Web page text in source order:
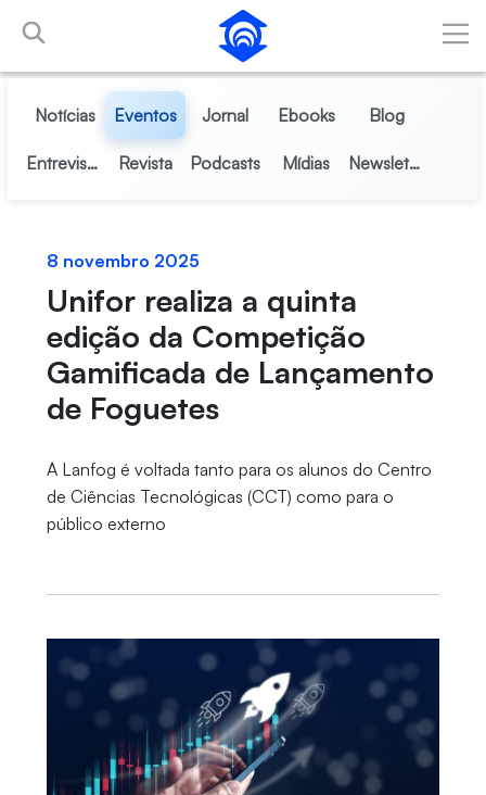
Pular para o Conteúdo principal
Notícias Eventos Jornal Ebooks Blog
Entrevistas Revista Podcasts Mídias Newsletter
8 novembro 2025
Unifor realiza a quinta
edição da Competição
Gamificada de Lançamento
de Foguetes
A Lanfog é voltada tanto para os alunos do Centro
de Ciências Tecnológicas (CCT) como para o
público externo